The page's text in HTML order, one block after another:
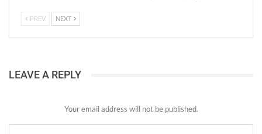
PREV NEXT
LEAVE A REPLY
Your email address will not be published.